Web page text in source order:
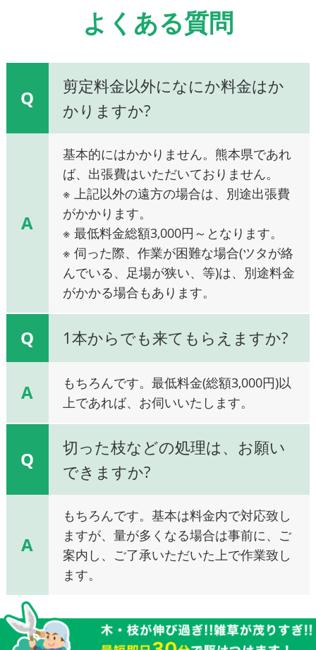
よくある質問
Q
剪定料金以外になにか料金はか
かりますか?
A
基本的にはかかりません。熊本県であれ
ば、出張費はいただいておりません。
※ 上記以外の遠方の場合は、別途出張費
がかかります。
※ 最低料金総額3,000円～となります。
※ 伺った際、作業が困難な場合(ツタが絡
んでいる、足場が狭い、等)は、別途料金
がかかる場合もあります。
Q 1本からでも来てもらえますか?
A
もちろんです。最低料金(総額3,000円)以
上であれば、お伺いいたします。
Q
切った枝などの処理は、お願い
できますか?
A
もちろんです。基本は料金内で対応致し
ますが、量が多くなる場合は事前に、ご
案内し、ご了承いただいた上で作業致し
ます。